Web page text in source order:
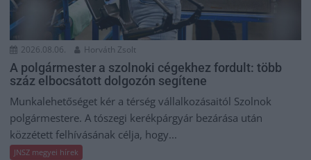
2026.08.06. Horváth Zsolt
A polgármester a szolnoki cégekhez fordult: több
száz elbocsátott dolgozón segítene
Munkalehetőséget kér a térség vállalkozásaitól Szolnok
polgármestere. A tószegi kerékpárgyár bezárása után
közzétett felhívásának célja, hogy...
JNSZ megyei hírek